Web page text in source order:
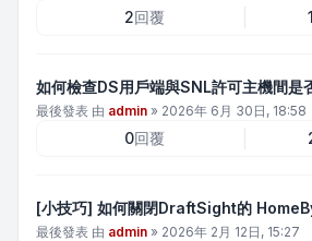
2回覆
如何檢查DS用戶端與SNL許可主機間是
最後發表 由 admin » 2026年 6月 30日, 18:58
0回覆
[小技巧] 如何關閉DraftSight的
最後發表 由 admin » 2026年 2月 12日, 15:27